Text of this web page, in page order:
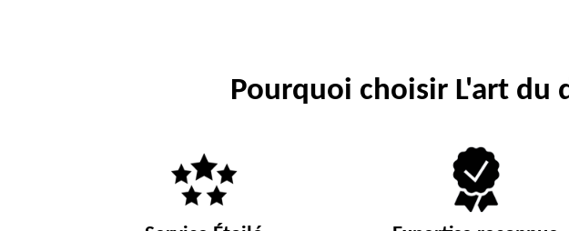
Pourquoi choisir L'art du